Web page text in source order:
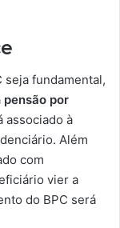
seja fundamental,
pensão por
associado à
Além
com
vier a
do BPC será